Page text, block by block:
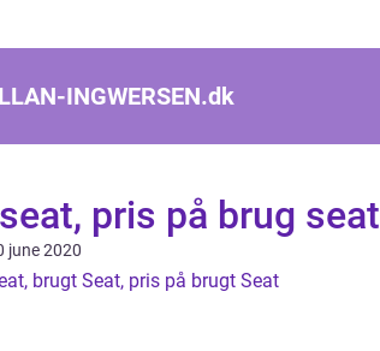
INGWERSEN.dk
pris på brug seat
june 2020
brugt Seat, pris på brugt Seat